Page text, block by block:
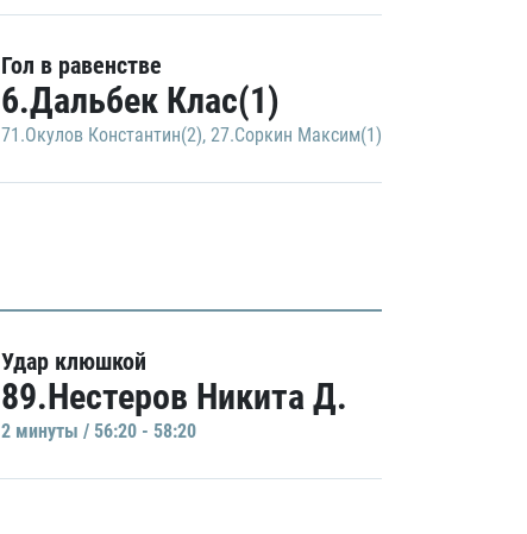
Гол в равенстве
6.Дальбек Клас(1)
71.Окулов Константин(2), 27.Соркин Максим(1)
Удар клюшкой
89.Нестеров Никита Д.
2 минуты / 56:20 - 58:20